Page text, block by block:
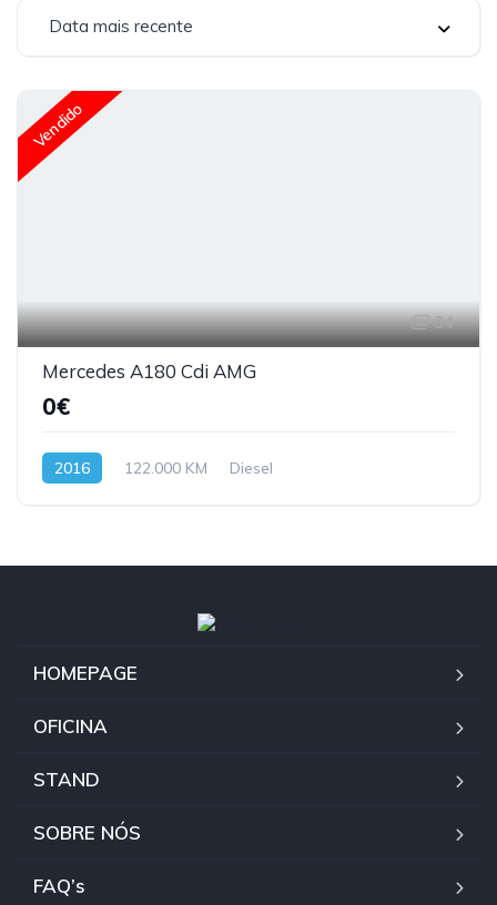
Data mais recente
Vendido
34
Mercedes A180 Cdi AMG
0€
2016 122.000 KM Diesel
HOMEPAGE
OFICINA
STAND
SOBRE NÓS
FAQ’s